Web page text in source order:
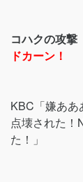
コハクの攻撃
ドカーン！
KBC「嫌あ
点壊された！
た！」